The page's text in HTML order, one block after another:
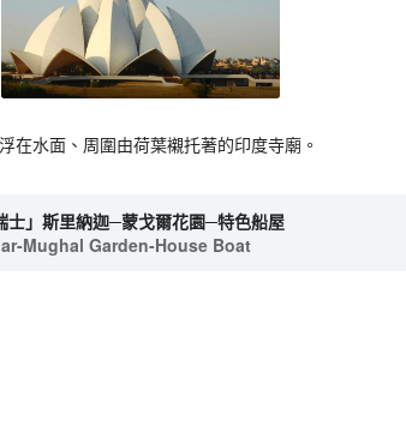
在水面、周圍由荷葉襯托著的印度寺廟。
」斯里納迦─蒙戈爾花園─特色船屋
Mughal Garden-House Boat